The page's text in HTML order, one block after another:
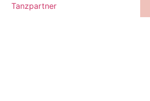
Tanzpartner